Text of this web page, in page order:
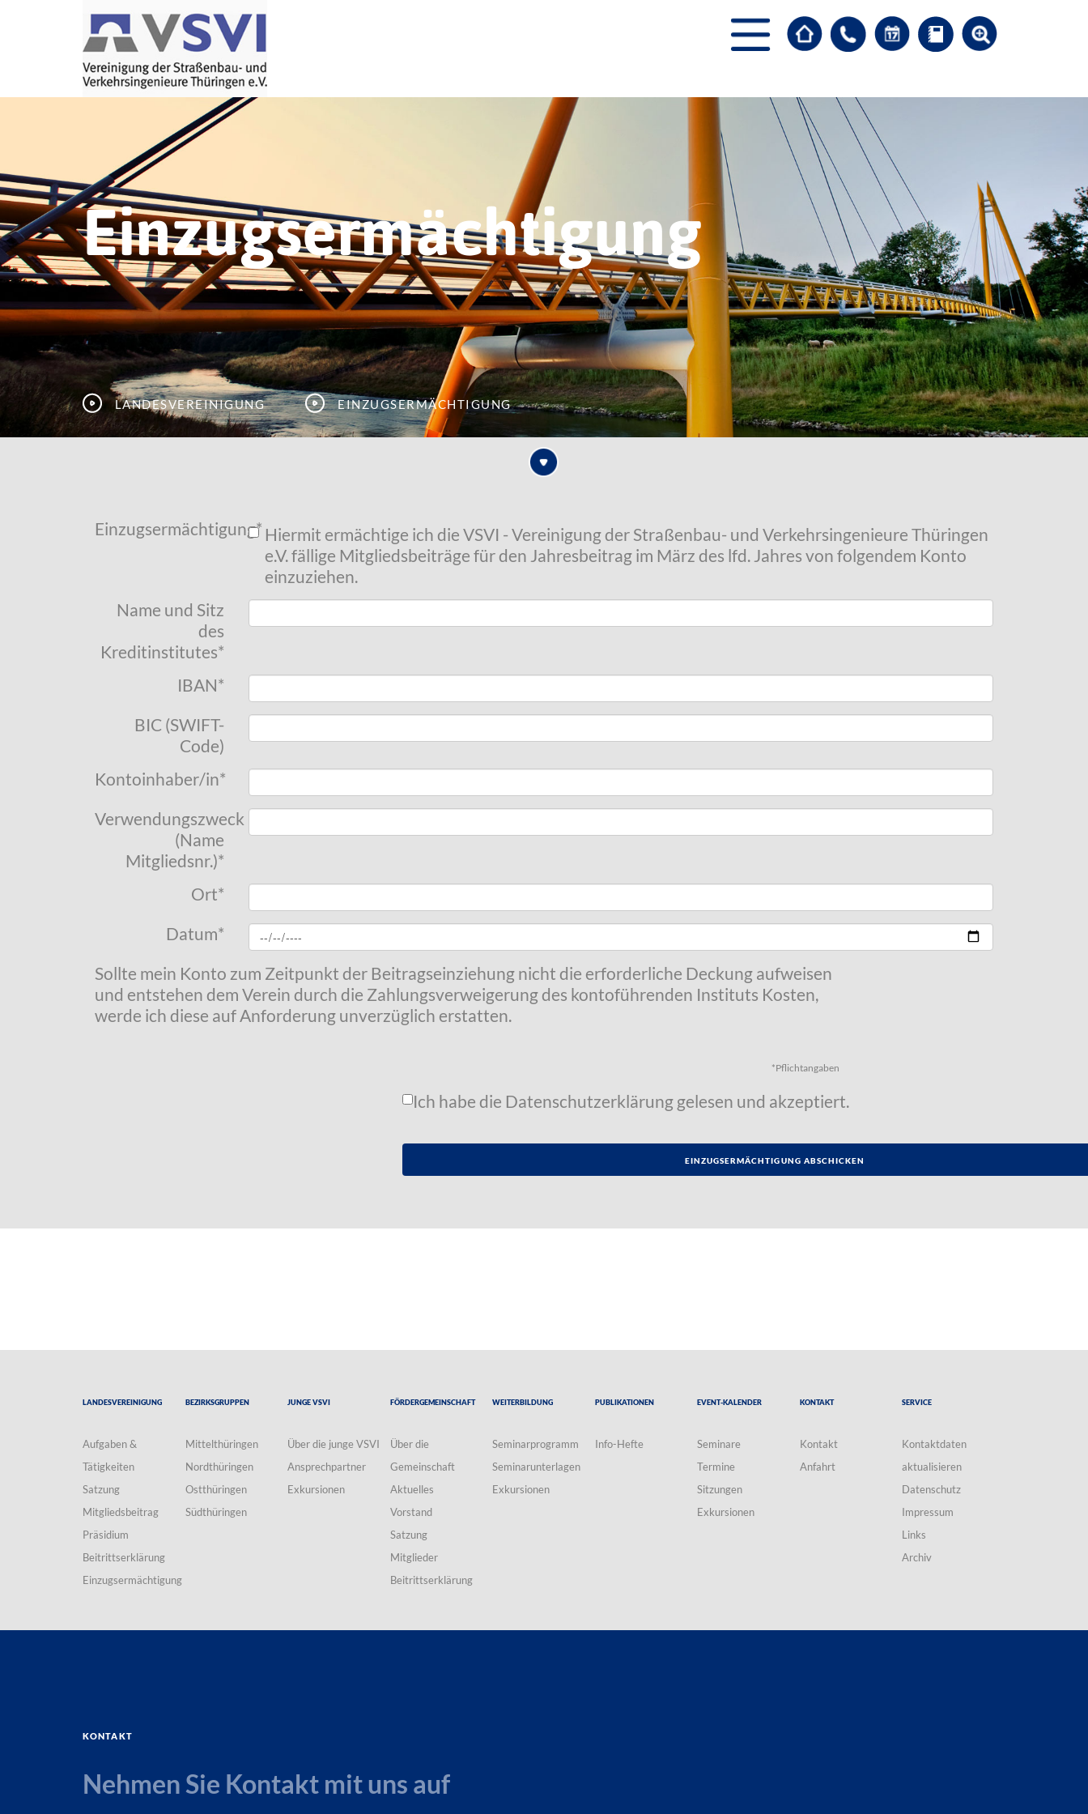
Einzugsermächtigung
Landesvereinigung Einzugsermächtigung
Einzugsermächtigung* Hiermit ermächtige ich die VSVI - Vereinigung der Straßenbau- und Verkehrsingenieure Thüringen
e.V. fällige Mitgliedsbeiträge für den Jahresbeitrag im März des lfd. Jahres von folgendem Konto
einzuziehen.
Name und Sitz
des
Kreditinstitutes*
IBAN*
BIC (SWIFT-
Code)
Kontoinhaber/in*
Verwendungszweck
(Name
Mitgliedsnr.)*
Ort*
Datum*
Sollte mein Konto zum Zeitpunkt der Beitragseinziehung nicht die erforderliche Deckung aufweisen
und entstehen dem Verein durch die Zahlungsverweigerung des kontoführenden Instituts Kosten,
werde ich diese auf Anforderung unverzüglich erstatten.
*Pflichtangaben
Ich habe die Datenschutzerklärunggelesen und akzeptiert.
Landesvereinigung
Aufgaben &
Tätigkeiten
Satzung
Mitgliedsbeitrag
Präsidium
Beitrittserklärung
Einzugsermächtigung
Bezirksgruppen
Mittelthüringen
Nordthüringen
Ostthüringen
Südthüringen
Junge VSVI
Über die junge VSVI
Ansprechpartner
Exkursionen
Fördergemeinschaft
Über die
Gemeinschaft
Aktuelles
Vorstand
Satzung
Mitglieder
Beitrittserklärung
Weiterbildung
Seminarprogramm
Seminarunterlagen
Exkursionen
Publikationen
Info-Hefte
Event-Kalender
Seminare
Termine
Sitzungen
Exkursionen
Kontakt
Kontakt
Anfahrt
Service
Kontaktdaten
aktualisieren
Datenschutz
Impressum
Links
Archiv
Kontakt
Nehmen Sie Kontakt mit uns auf